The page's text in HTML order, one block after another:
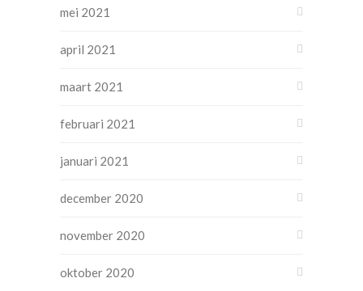
mei 2021
april 2021
maart 2021
februari 2021
januari 2021
december 2020
november 2020
oktober 2020